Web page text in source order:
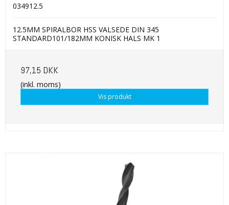
034912.5
12.5MM SPIRALBOR HSS VALSEDE DIN 345
STANDARD101/182MM KONISK HALS MK 1
97,15 DKK
(inkl. moms)
Vis produkt